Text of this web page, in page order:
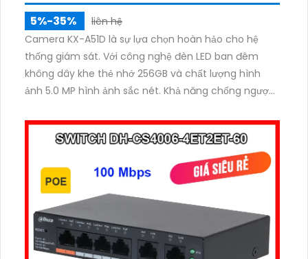
5%-35%
liên hệ
Camera KX-A51D là sự lựa chọn hoàn hảo cho hệ
thống giám sát. Với công nghệ đèn LED ban đêm
không dây khe thẻ nhớ 256GB và chất lượng hình
ảnh 5.0 MP hình ảnh sắc nét. Khả năng chống ngược
sự mạnh mẽ của nền tảng này